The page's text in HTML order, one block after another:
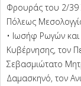
Φρουράς του 2/39
Πόλεως
• Ιωσήφ Ρωγών
Κυβέρνησης, τον
Σεβασμιώτατο
Δαμασκηνό, τον